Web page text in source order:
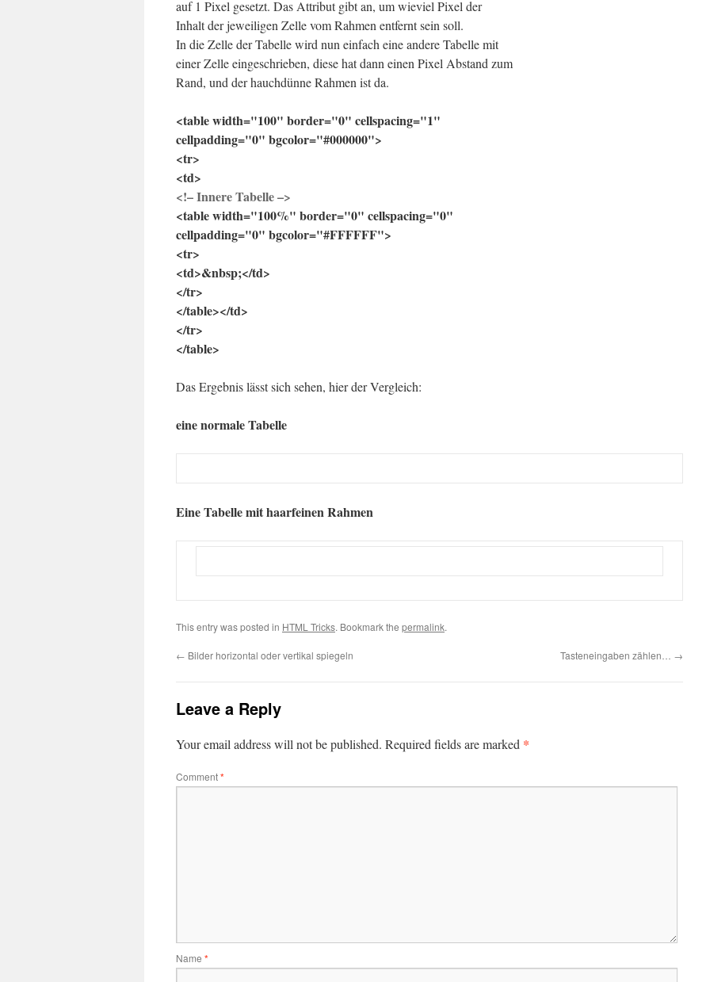
auf 1 Pixel gesetzt. Das Attribut gibt an, um wieviel Pixel der
Inhalt der jeweiligen Zelle vom Rahmen entfernt sein soll.
In die Zelle der Tabelle wird nun einfach eine andere Tabelle mit
einer Zelle eingeschrieben, diese hat dann einen Pixel Abstand zum
Rand, und der hauchdünne Rahmen ist da.
<table width="100" border="0" cellspacing="1"
cellpadding="0" bgcolor="#000000">
<tr>
<td>
<!– Innere Tabelle –>
<table width="100%" border="0" cellspacing="0"
cellpadding="0" bgcolor="#FFFFFF">
<tr>
<td>&nbsp;</td>
</tr>
</table></td>
</tr>
</table>
Das Ergebnis lässt sich sehen, hier der Vergleich:
eine normale Tabelle
Eine Tabelle mit haarfeinen Rahmen
This entry was posted in HTML Tricks. Bookmark the permalink.
← Bilder horizontal oder vertikal spiegeln Tasteneingaben zählen… →
Leave a Reply
Your email address will not be published. Required fields are marked *
Comment*
Name *